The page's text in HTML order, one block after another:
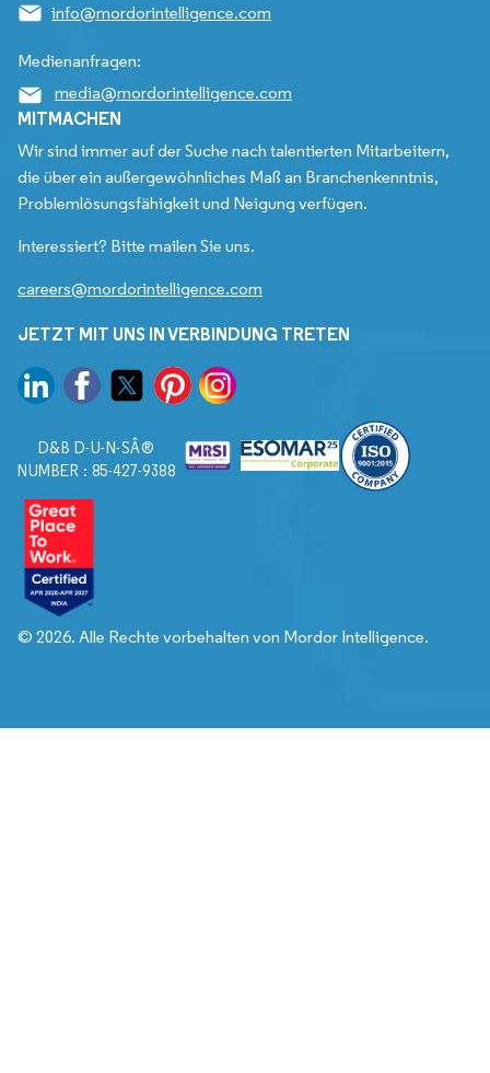
info@mordorintelligence.com
Medienanfragen:
media@mordorintelligence.com
MITMACHEN
Wir sind immer auf der Suche nach talentierten Mitarbeitern,
die über ein außergewöhnliches Maß an Branchenkenntnis,
Problemlösungsfähigkeit und Neigung verfügen.
Interessiert? Bitte mailen Sie uns.
careers@mordorintelligence.com
JETZT MIT UNS IN VERBINDUNG TRETEN
D&B D-U-N-SÂ®
NUMBER : 85-427-9388
© 2026. Alle Rechte vorbehalten von Mordor Intelligence.